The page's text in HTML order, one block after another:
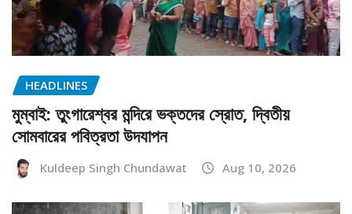
HEADLINES
মুম্বাই: তুংগারেশ্বর মন্দিরে ভক্তদের স্রোত, দ্বিতীয়
সোমবারের পবিত্রতা উদযাপন
Kuldeep Singh Chundawat Aug 10, 2026